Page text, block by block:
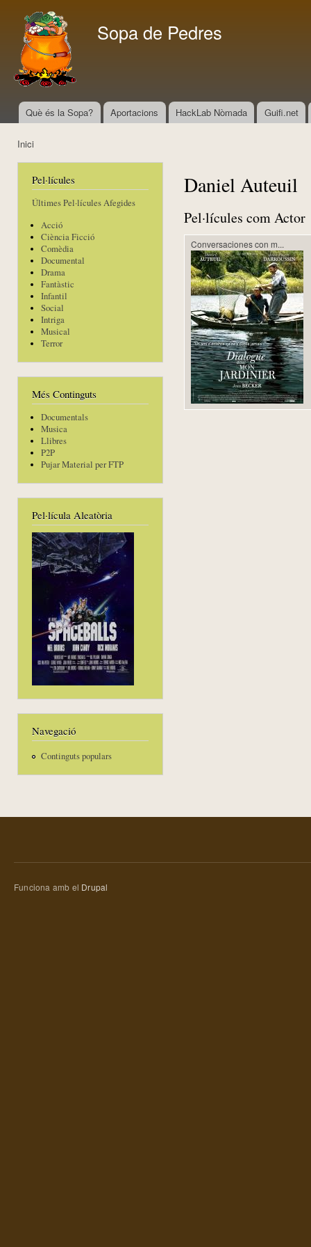
Sopa de Pedres
Menú principal
Què és la Sopa? Aportacions HackLab Nòmada Guifi.net
Inici
Pel·lícules
Últimes Pel·lícules Afegides
Acció
Ciència Ficció
Comèdia
Documental
Drama
Fantàstic
Infantil
Social
Intriga
Musical
Terror
Més Continguts
Documentals
Musica
Llibres
P2P
Pujar Material per FTP
Pel·lícula Aleatòria
Navegació
Continguts populars
Daniel Auteuil
Pel·lícules com Actor
Conversaciones con m...
Funciona amb el Drupal